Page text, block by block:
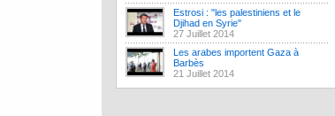
Estrosi : "les palestiniens et le
Djihad en Syrie"
27 Juillet 2014
Les arabes importent Gaza à
Barbès
21 Juillet 2014